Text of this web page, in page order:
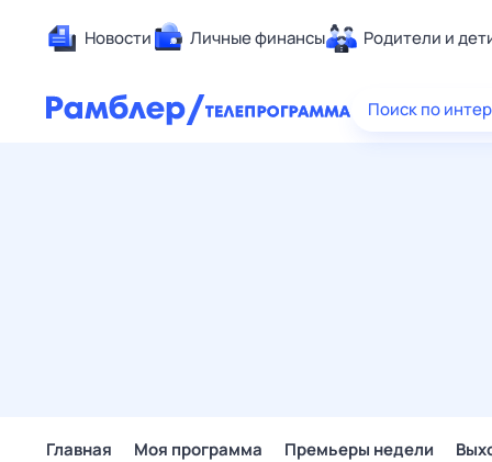
Новости Личные финансы Родители и
Здоровье
Поиск по
Главная Моя программа Премьеры недели